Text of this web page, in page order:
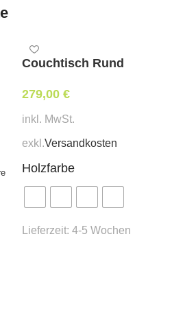
Sitzhöhe 80 cm,
Couchtisch Rund
279,00 €
inkl. MwSt.
exkl.Versandkosten
Holzfarbe
Lieferzeit: 4-5 Wochen